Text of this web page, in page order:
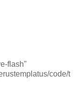
flash"
code/t